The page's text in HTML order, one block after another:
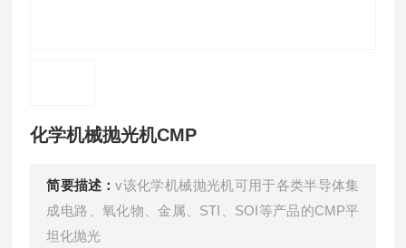
化学机械抛光机CMP
简要描述：v该化学机械抛光机可用于各类半导体集
成电路、氧化物、金属、STI、SOI等产品的CMP平
坦化抛光